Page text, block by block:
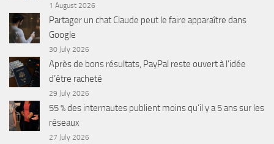
1 August 2026
Partager un chat Claude peut le faire apparaître dans
Google
30 July 2026
Après de bons résultats, PayPal reste ouvert à l’idée
d’être racheté
29 July 2026
55 % des internautes publient moins qu’il y a 5 ans sur les
réseaux
27 July 2026